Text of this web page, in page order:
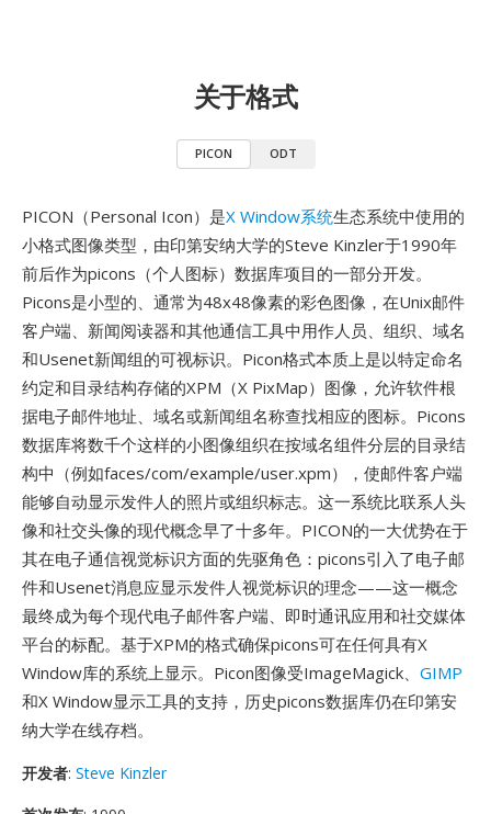
关于格式
PICON ODT
PICON（Personal Icon）是X Window系统生态系统中使用的
小格式图像类型，由印第安纳大学的Steve Kinzler于1990年
前后作为picons（个人图标）数据库项目的一部分开发。
Picons是小型的、通常为48x48像素的彩色图像，在Unix邮件
客户端、新闻阅读器和其他通信工具中用作人员、组织、域名
和Usenet新闻组的可视标识。Picon格式本质上是以特定命名
约定和目录结构存储的XPM（X PixMap）图像，允许软件根
据电子邮件地址、域名或新闻组名称查找相应的图标。Picons
数据库将数千个这样的小图像组织在按域名组件分层的目录结
构中（例如faces/com/example/user.xpm），使邮件客户端
能够自动显示发件人的照片或组织标志。这一系统比联系人头
像和社交头像的现代概念早了十多年。PICON的一大优势在于
其在电子通信视觉标识方面的先驱角色：picons引入了电子邮
件和Usenet消息应显示发件人视觉标识的理念——这一概念
最终成为每个现代电子邮件客户端、即时通讯应用和社交媒体
平台的标配。基于XPM的格式确保picons可在任何具有X
Window库的系统上显示。Picon图像受ImageMagick、 GIMP
和X Window显示工具的支持，历史picons数据库仍在印第安
纳大学在线存档。
开发者: Steve Kinzler